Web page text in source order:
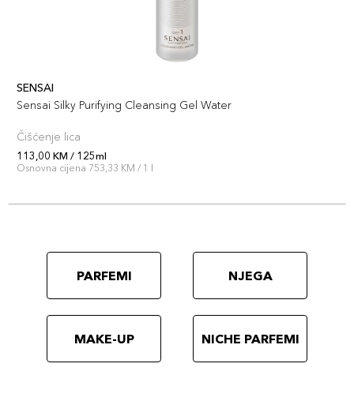
SENSAI
Sensai Silky Purifying Cleansing Gel Water
Čišćenje lica
113,00 KM / 125ml
Osnovna cijena 753,33 KM / 1 l
PARFEMI NJEGA
MAKE-UP NICHE PARFEMI